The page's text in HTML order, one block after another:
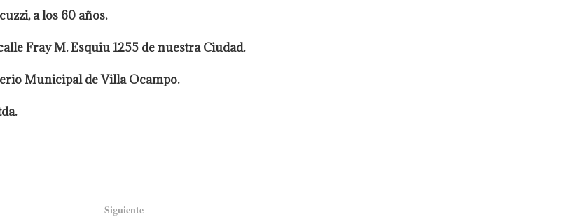
a los 60 años.
Fray M. Esquiu 1255 de nuestra Ciudad.
Municipal de Villa Ocampo.
Siguiente